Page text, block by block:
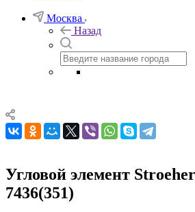
Москва
Назад
Угловой элемент
7436(351)